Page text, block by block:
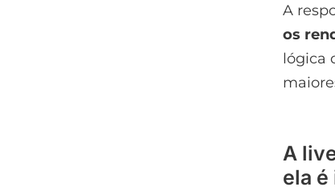
A
os
lógica
A
ela